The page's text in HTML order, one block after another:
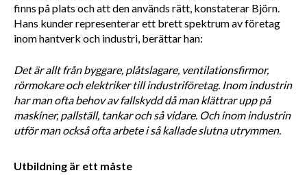
finns på plats och att den används rätt, konstaterar Björn.
Hans kunder representerar ett brett spektrum av företag
inom hantverk och industri, berättar han:
Det är allt från byggare, plåtslagare, ventilationsfirmor,
rörmokare och elektriker till industriföretag. Inom industrin
har man ofta behov av fallskydd då man klättrar upp på
maskiner, pallställ, tankar och så vidare. Och inom industrin
utför man också ofta arbete i så kallade slutna utrymmen.
Utbildning är ett måste